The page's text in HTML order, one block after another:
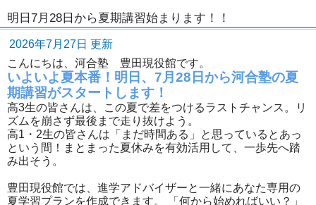
明日7月28日から夏期講習始まります！！
2026年7月27日 更新
こんにちは、河合塾 豊田現役館です。
いよいよ夏本番！明日、7月28日から河合塾の夏
期講習がスタートします！
高3生の皆さんは、この夏で差をつけるラストチャンス。リ
ズムを崩さず最後まで走り抜けよう。
高1・2生の皆さんは「まだ時間ある」と思っているとあっ
という間！まとまった夏休みを有効活用して、一歩先へ踏
み出そう。
豊田現役館では、進学アドバイザーと一緒にあなた専用の
夏学習プランを作成できます。 「何から始めればいい？」